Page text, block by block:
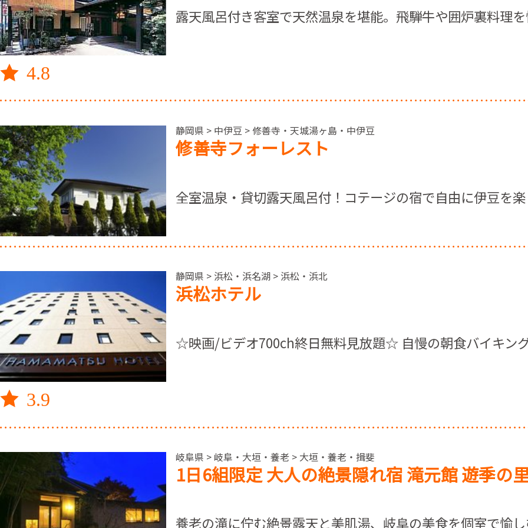
4.8
露天風呂付き客室で天然温泉を堪能。飛騨牛や囲炉裏料理を
静岡県 > 中伊豆 > 修善寺・天城湯ヶ島・中伊豆
修善寺フォーレスト
全室温泉・貸切露天風呂付！コテージの宿で自由に伊豆を
3.9
静岡県 > 浜松・浜名湖 > 浜松・浜北
浜松ホテル
☆映画/ビデオ700ch終日無料見放題☆ 自慢の朝食バイキン
岐阜県 > 岐阜・大垣・養老 > 大垣・養老・揖斐
1日6組限定 大人の絶景隠れ宿 滝元館 遊季の
養老の滝に佇む絶景露天と美肌湯、岐阜の美食を個室で愉